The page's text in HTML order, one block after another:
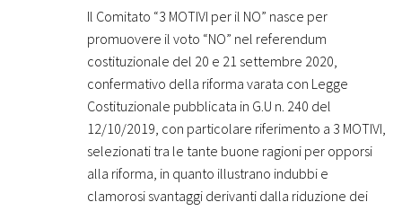
Il Comitato “3 MOTIVI per il NO” nasce per
promuovere il voto “NO” nel referendum
costituzionale del 20 e 21 settembre 2020,
confermativo della riforma varata con Legge
Costituzionale pubblicata in G.U n. 240 del
12/10/2019, con particolare riferimento a 3 MOTIVI,
selezionati tra le tante buone ragioni per opporsi
alla riforma, in quanto illustrano indubbi e
clamorosi svantaggi derivanti dalla riduzione dei